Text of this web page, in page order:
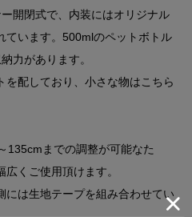
開閉式で、内装にはオリジナル
ています。500mlのペットボトル
力があります。
を配しており、小さな物はこちら
135cmまでの調整が可能なた
くご使用頂けます。
には生地テープを組み合わせてい